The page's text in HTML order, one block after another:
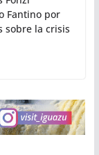
Fantino por
sobre la crisis